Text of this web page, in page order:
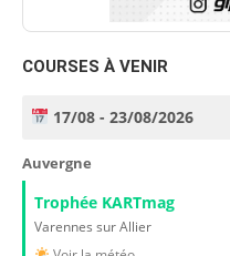
COURSES À VENIR
17/08 - 23/08/2026
Auvergne
Trophée KARTmag
Varennes sur Allier